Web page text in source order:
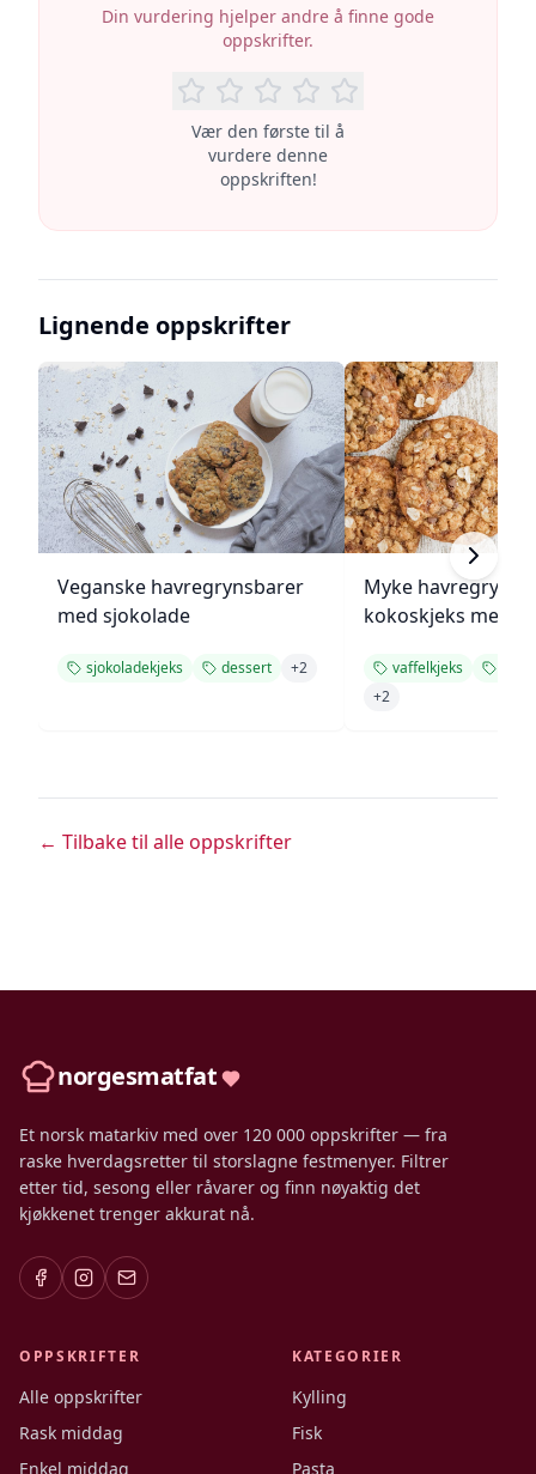
Din vurdering hjelper andre å finne gode
oppskrifter.
Vær den første til å
vurdere denne
oppskriften!
Lignende oppskrifter
Veganske havregrynsbarer
med sjokolade
sjokoladekjeks dessert +2
Myke havregryn-
kokoskjeks med
vaffelkjeks
+2
← Tilbake til alle oppskrifter
norgesmatfat
Et norsk matarkiv med over 120 000 oppskrifter — fra
raske hverdagsretter til storslagne festmenyer. Filtrer
etter tid, sesong eller råvarer og finn nøyaktig det
kjøkkenet trenger akkurat nå.
OPPSKRIFTER
Alle oppskrifter
Rask middag
Enkel middag
KATEGORIER
Kylling
Fisk
Pasta